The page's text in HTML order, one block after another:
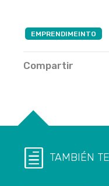
EMPRENDIMEINTO
Compartir
TAMBIÉN